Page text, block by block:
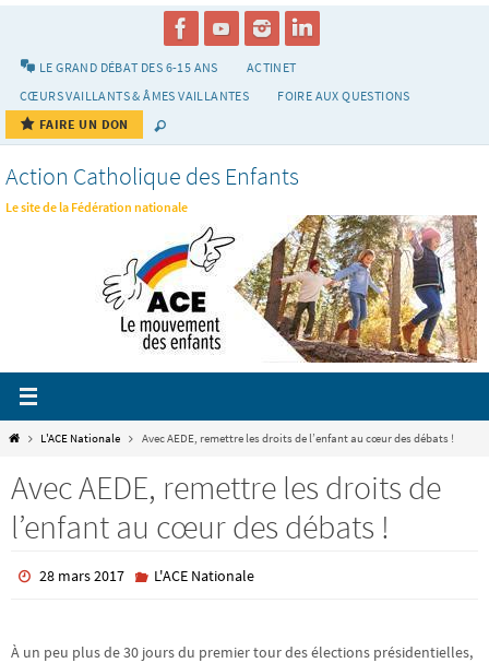
LE GRAND DÉBAT DES 6-15 ANS
ACTINET
CŒURS VAILLANTS & ÂMES VAILLANTES
FOIRE AUX QUESTIONS
FAIRE UN DON
Action Catholique des Enfants
Le site de la Fédération nationale
HomeL'ACE Nationale Avec AEDE, remettre les droits de l’enfant au cœur des débats !
Avec AEDE, remettre les droits de
l’enfant au cœur des débats !
28 mars 2017 L'ACE Nationale
À un peu plus de 30 jours du premier tour des élections présidentielles,